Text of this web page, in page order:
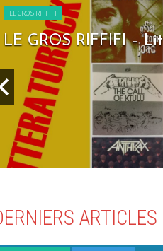
LE GROS RIFFIFI
LE GROS RIFFIFI –
ARTICLES